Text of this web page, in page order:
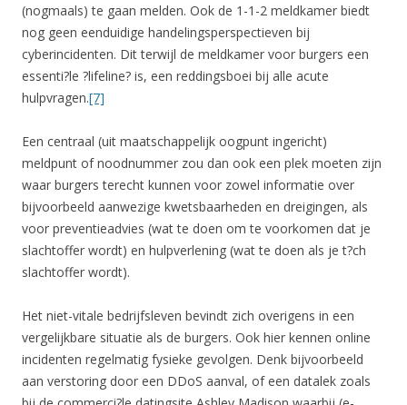
(nogmaals) te gaan melden. Ook de 1-1-2 meldkamer biedt
nog geen eenduidige handelingsperspectieven bij
cyberincidenten. Dit terwijl de meldkamer voor burgers een
essenti?le ?lifeline? is, een reddingsboei bij alle acute
hulpvragen.[7]
Een centraal (uit maatschappelijk oogpunt ingericht)
meldpunt of noodnummer zou dan ook een plek moeten zijn
waar burgers terecht kunnen voor zowel informatie over
bijvoorbeeld aanwezige kwetsbaarheden en dreigingen, als
voor preventieadvies (wat te doen om te voorkomen dat je
slachtoffer wordt) en hulpverlening (wat te doen als je t?ch
slachtoffer wordt).
Het niet-vitale bedrijfsleven bevindt zich overigens in een
vergelijkbare situatie als de burgers. Ook hier kennen online
incidenten regelmatig fysieke gevolgen. Denk bijvoorbeeld
aan verstoring door een DDoS aanval, of een datalek zoals